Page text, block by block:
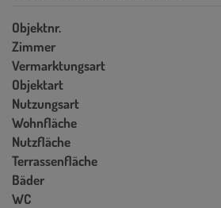
Objektnr.
Zimmer
Vermarktungsart
Objektart
Nutzungsart
Wohnfläche
Nutzfläche
Terrassenfläche
Bäder
WC